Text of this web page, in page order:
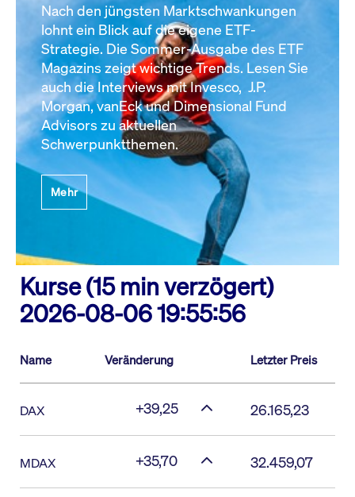
Nach den jüngsten Marktschwankungen
lohnt ein Blick auf die eigene ETF-
Strategie. Die Sommer-Ausgabe des ETF
Magazins zeigt wichtige Trends. Lesen Sie
auch die Interviews mit Invesco, J.P.
Morgan, vanEck und Dimensional Fund
Advisors zu aktuellen
Schwerpunktthemen.
Mehr
Kurse (15 min verzögert)
2026-08-06 19:55:56
Name Veränderung Letzter Preis
DAX +39,25 26.165,23
MDAX +35,70 32.459,07